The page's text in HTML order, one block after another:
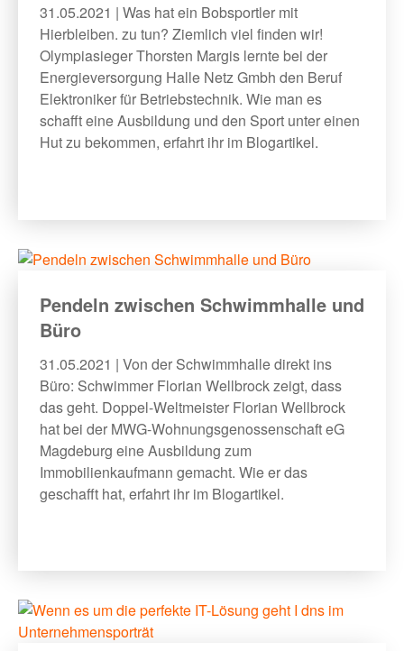
31.05.2021 | Was hat ein Bobsportler mit
Hierbleiben. zu tun? Ziemlich viel finden wir!
Olympiasieger Thorsten Margis lernte bei der
Energieversorgung Halle Netz Gmbh den Beruf
Elektroniker für Betriebstechnik. Wie man es
schafft eine Ausbildung und den Sport unter einen
Hut zu bekommen, erfahrt ihr im Blogartikel.
Pendeln zwischen Schwimmhalle und
Büro
31.05.2021 | Von der Schwimmhalle direkt ins
Büro: Schwimmer Florian Wellbrock zeigt, dass
das geht. Doppel-Weltmeister Florian Wellbrock
hat bei der MWG-Wohnungsgenossenschaft eG
Magdeburg eine Ausbildung zum
Immobilienkaufmann gemacht. Wie er das
geschafft hat, erfahrt ihr im Blogartikel.